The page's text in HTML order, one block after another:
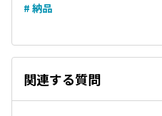
# 納品
関連する質問